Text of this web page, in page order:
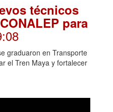
técnicos
para
graduaron en Transporte
el Tren Maya y fortalecer